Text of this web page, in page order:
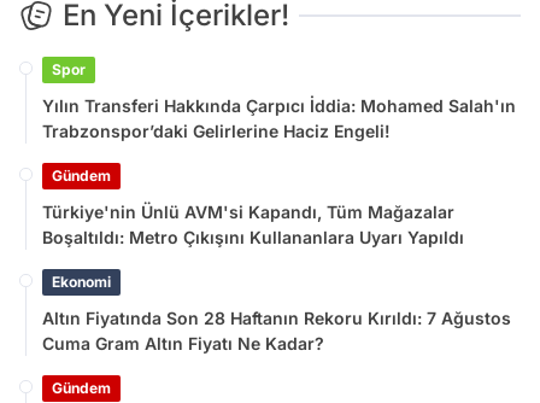
En Yeni İçerikler!
Spor
Yılın Transferi Hakkında Çarpıcı İddia: Mohamed Salah'ın
Trabzonspor’daki Gelirlerine Haciz Engeli!
Gündem
Türkiye'nin Ünlü AVM'si Kapandı, Tüm Mağazalar
Boşaltıldı: Metro Çıkışını Kullananlara Uyarı Yapıldı
Ekonomi
Altın Fiyatında Son 28 Haftanın Rekoru Kırıldı: 7 Ağustos
Cuma Gram Altın Fiyatı Ne Kadar?
Gündem